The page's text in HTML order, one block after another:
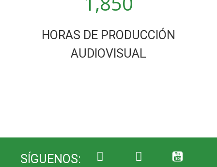
HORAS DE PRODUCCIÓN
AUDIOVISUAL
SÍGUENOS: